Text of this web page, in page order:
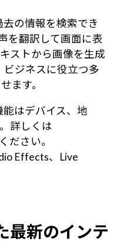
の情報を検索でき
を翻訳して画面に表
ストから画像を生成
ビジネスに役立つ多
ます。
はデバイス、地
詳しくは
ださい。
Effects、Live
最新のインテ